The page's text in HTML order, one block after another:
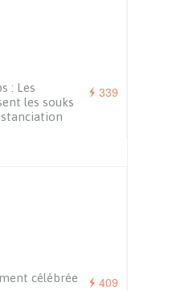
339
: Les
les souks
409
célébrée